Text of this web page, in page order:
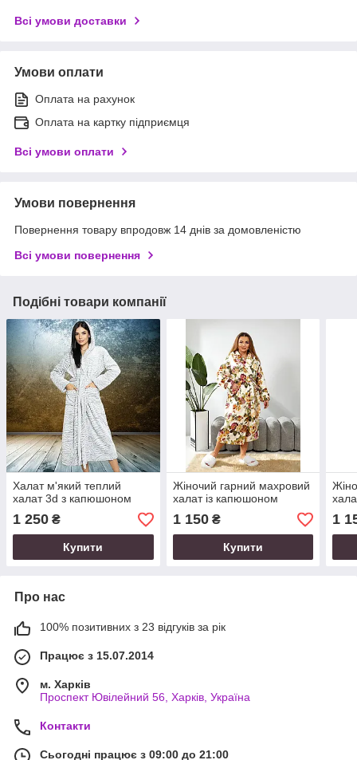
Всі умови доставки
Умови оплати
Оплата на рахунок
Оплата на картку підприємця
Всі умови оплати
Умови повернення
Повернення товару впродовж 14 днів за домовленістю
Всі умови повернення
Подібні товари компанії
Халат м'який теплий
халат 3d з капюшоном
1 250 ₴
Купити
Жіночий гарний махровий
халат із капюшоном
1 150₴
Купити
1
Про нас
100% позитивних з 23 відгуків за рік
Працює з 15.07.2014
м. Харків
Проспект Ювілейний 56, Харків, Україна
Контакти
Сьогодні працює з 09:00 до 21:00